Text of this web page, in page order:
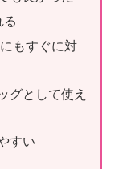
る
もすぐに対
グとして使え
すい